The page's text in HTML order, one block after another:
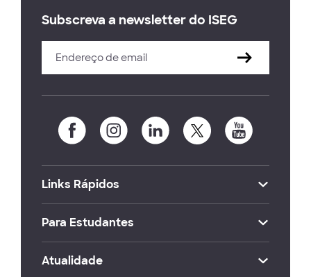
Subscreva a newsletter do ISEG
Links Rápidos
Para Estudantes
Atualidade